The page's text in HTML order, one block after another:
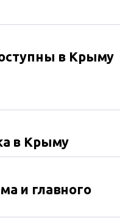
в Крыму
в Крыму
и главного